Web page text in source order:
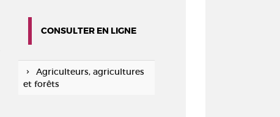
CONSULTER EN LIGNE
Agriculteurs, agricultures
et forêts